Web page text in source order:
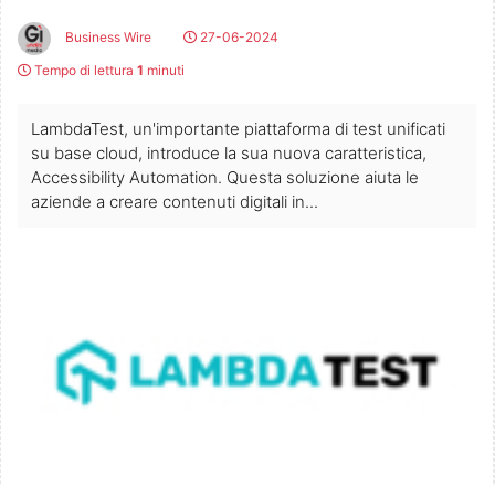
Business Wire
27-06-2024
Tempo di lettura 1 minuti
LambdaTest, un'importante piattaforma di test unificati
su base cloud, introduce la sua nuova caratteristica,
Accessibility Automation. Questa soluzione aiuta le
aziende a creare contenuti digitali in...